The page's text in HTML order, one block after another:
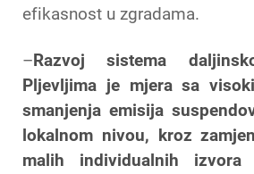
efikasnost u zgradama.
–Razvoj sistema
Pljevljima je mjera sa
smanjenja emisija
lokalnom nivou, kroz
malih individualnih izvora